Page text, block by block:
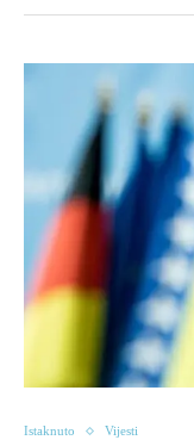
Istaknuto Vijesti